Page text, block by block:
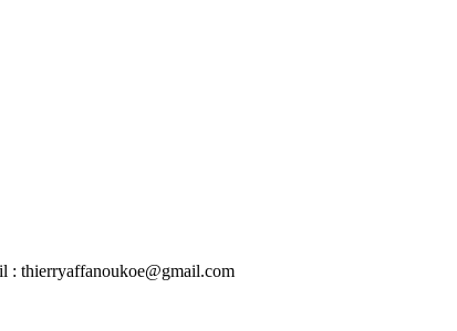
: thierryaffanoukoe@gmail.com